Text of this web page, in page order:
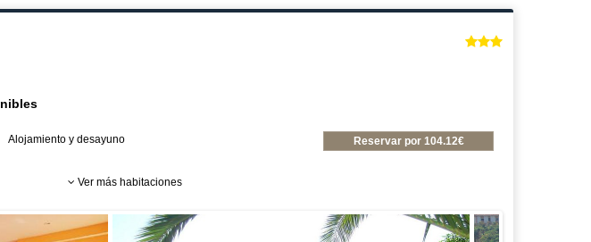
Alojamiento y desayuno
Ver más habitaciones